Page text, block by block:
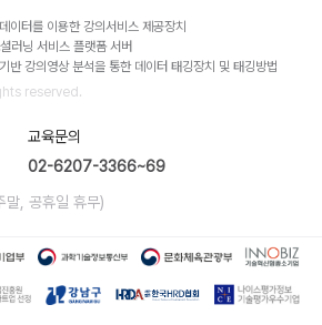
터를 이용한 강의서비스 제공장치
닝 서비스 플랫폼 서버
강의영상 분석을 통한 데이터 태깅장치 및 태깅방법
reserved.
교육문의
02-6207-3366~69
, 공휴일 휴무)